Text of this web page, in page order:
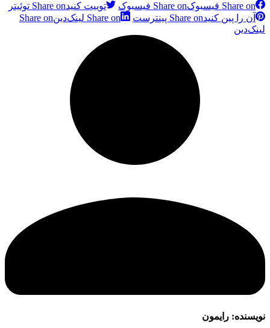
Share on فیسبوک
Share on فیسبوک توییت کنیدShare on توئیتر
آن را پین کنیدShare on پینترست Share on لینک‌دین
Share on
لینک‌دین
نویسنده: رایمون